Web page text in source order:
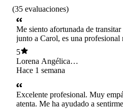
(35 evaluaciones)
Me siento afortunada de
junto a Carol, es una profesional
empática, su capacidad de
esperanza y luz para avanzar son
en estos tiempos, la recomiendo
de mis 47 años es quien me ha
vida con una mirada más segura
quien hoy soy, gracias Carol por
sabiduría, experiencia y
5
Lorena Angélica
Torres Manríquez
Hace 1 semana
Excelente profesional. Muy
atenta. Me ha ayudado a